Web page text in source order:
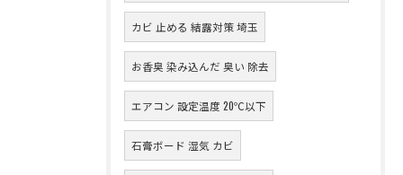
カビ 止める 結露対策 埼玉
お香臭 染み込んだ 臭い 除去
エアコン 設定温度 20℃以下
石膏ボード 湿気 カビ